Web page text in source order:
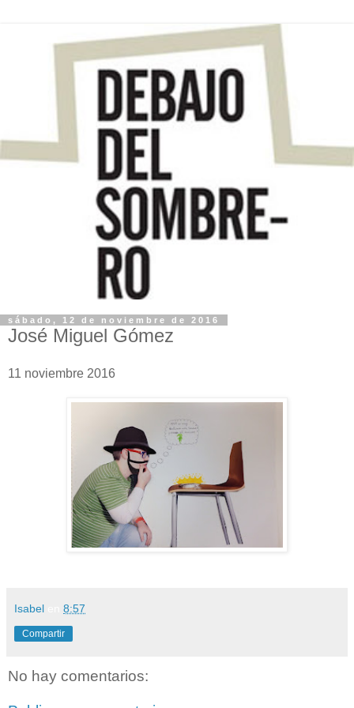
sábado, 12 de noviembre de 2016
José Miguel Gómez
11 noviembre 2016
Isabel 8:57
Compartir
No hay comentarios: